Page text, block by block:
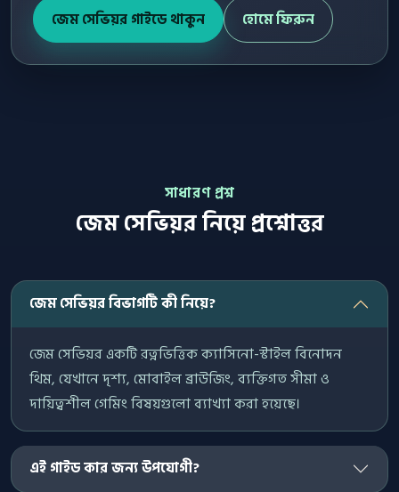
জেম সেভিয়র গাইডে থাকুন হোমে ফিরুন
সাধারণ প্রশ্ন
জেম সেভিয়র নিয়ে প্রশ্নোত্তর
জেম সেভিয়র বিভাগটি কী নিয়ে?
জেম সেভিয়র একটি রত্নভিত্তিক ক্যাসিনো-স্টাইল বিনোদন
থিম, যেখানে দৃশ্য, মোবাইল ব্রাউজিং, ব্যক্তিগত সীমা ও
দায়িত্বশীল গেমিং বিষয়গুলো ব্যাখ্যা করা হয়েছে।
এই গাইড কার জন্য উপযোগী?